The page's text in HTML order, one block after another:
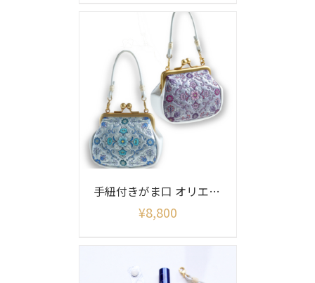
手紐付きがま口 オリエント柄シャイニー
¥8,800